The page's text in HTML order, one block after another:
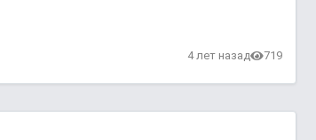
4 лет назад 719